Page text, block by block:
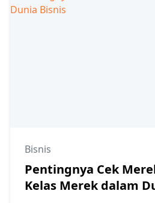
Bisnis
Pentingnya Cek
Kelas Merek dalam